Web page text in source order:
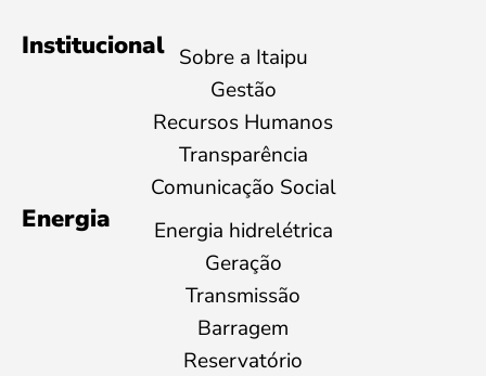
Institucional Sobre a Itaipu
Gestão
Recursos Humanos
Transparência
Comunicação Social
Energia
Energia hidrelétrica
Geração
Transmissão
Barragem
Reservatório